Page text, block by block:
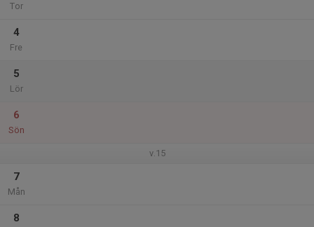
Tor
4
Fre
5
Lör
6
Sön
v.15
7
Mån
8